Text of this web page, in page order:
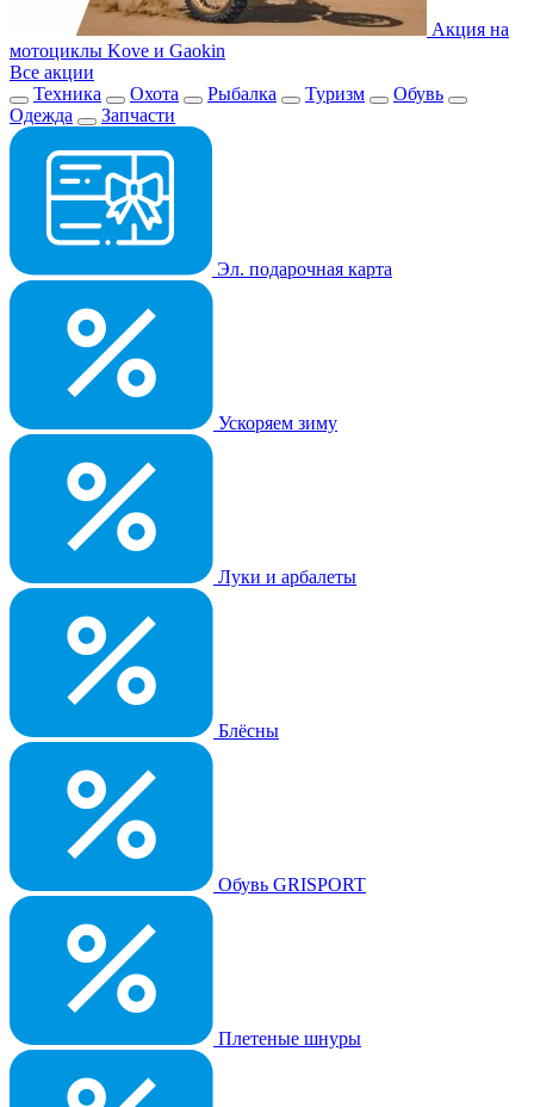
Акция на
мотоциклы Kove и Gaokin
Все акции
Техника
Охота Рыбалка Туризм
Обувь
Одежда
Запчасти
Эл. подарочная карта
Ускоряем зиму
Луки и арбалеты
Блёсны
Обувь GRISPORT
Плетеные шнуры